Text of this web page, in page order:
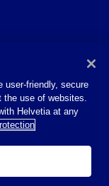
user-friendly, secure
use of websites.
Helvetia at any